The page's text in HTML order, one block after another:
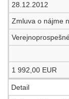
28.12.2012
Zmluva o nájme
1 992,00 EUR
Detail